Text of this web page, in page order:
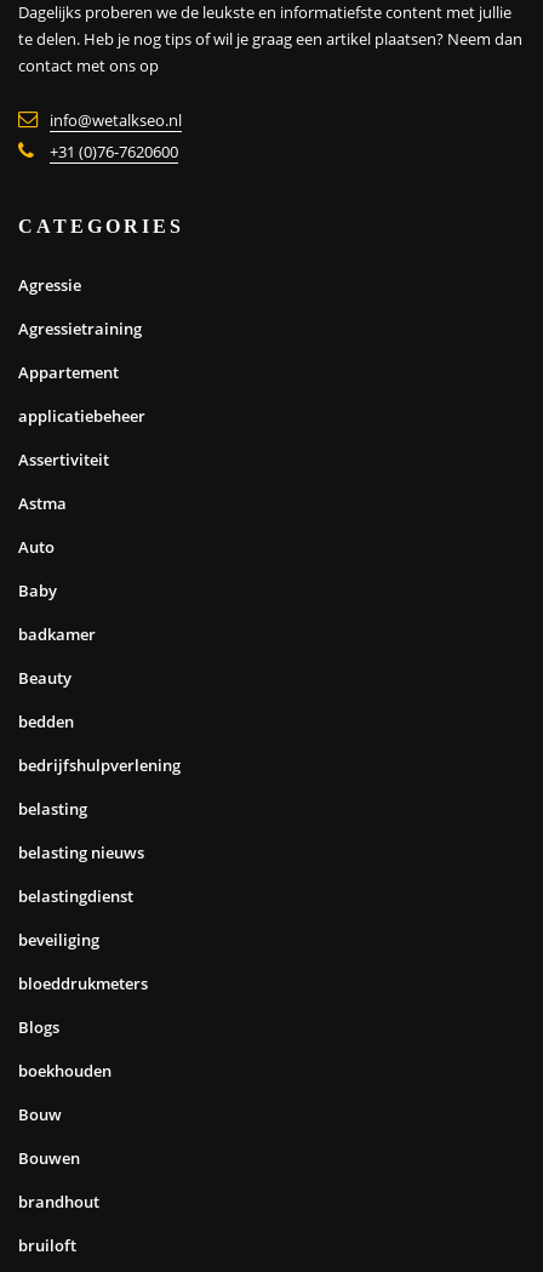
Dagelijks proberen we de leukste en informatiefste content met jullie
te delen. Heb je nog tips of wil je graag een artikel plaatsen? Neem dan
contact met ons op
info@wetalkseo.nl
+31 (0)76-7620600
CATEGORIES
Agressie
Agressietraining
Appartement
applicatiebeheer
Assertiviteit
Astma
Auto
Baby
badkamer
Beauty
bedden
bedrijfshulpverlening
belasting
belasting nieuws
belastingdienst
beveiliging
bloeddrukmeters
Blogs
boekhouden
Bouw
Bouwen
brandhout
bruiloft